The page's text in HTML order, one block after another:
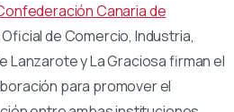
Canaria de
de Comercio, Industria,
Lanzarote y La Graciosa firman el
para promover el